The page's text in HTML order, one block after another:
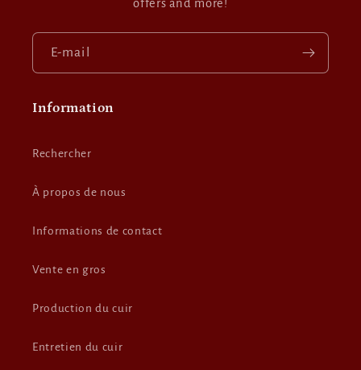
offers and more!
E-mail
Information
Rechercher
À propos de nous
Informations de contact
Vente en gros
Production du cuir
Entretien du cuir